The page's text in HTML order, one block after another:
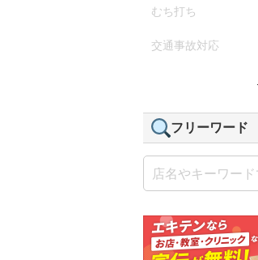
むち打ち
交通事故対応
フリーワード